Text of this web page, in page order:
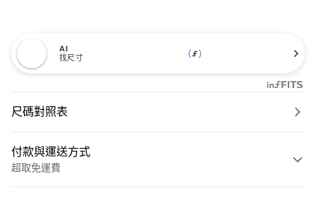
AI
找尺寸
尺碼對照表
付款與運送方式
超取免運費